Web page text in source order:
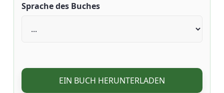
Sprache des Buches
EIN BUCH HERUNTERLADEN